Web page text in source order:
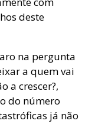
deste
na pergunta
a quem vai
a crescer?,
do número
já não